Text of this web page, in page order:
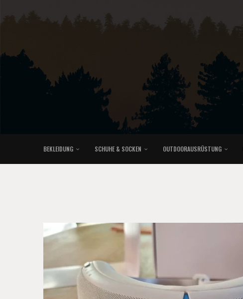
BEKLEIDUNG SCHUHE & SOCKEN OUTDOORAUSRÜSTUNG